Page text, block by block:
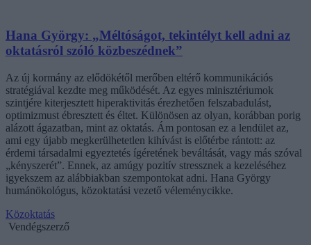
Hana György: „Méltóságot, tekintélyt kell adni az
oktatásról szóló közbeszédnek”
Az új kormány az elődökétől merőben eltérő kommunikációs
stratégiával kezdte meg működését. Az egyes minisztériumok
szintjére kiterjesztett hiperaktivitás érezhetően felszabadulást,
optimizmust ébresztett és éltet. Különösen az olyan, korábban porig
alázott ágazatban, mint az oktatás. Ám pontosan ez a lendület az,
ami egy újabb megkerülhetetlen kihívást is előtérbe rántott: az
érdemi társadalmi egyeztetés ígéretének beváltását, vagy más szóval
„kényszerét”. Ennek, az amúgy pozitív stressznek a kezeléséhez
igyekszem az alábbiakban szempontokat adni. Hana György
humánökológus, közoktatási vezető véleménycikke.
Közoktatás
Vendégszerző